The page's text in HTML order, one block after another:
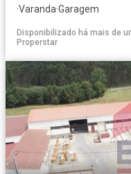
·Varanda·Garagem
Disponibilizado há mais de
Properstar